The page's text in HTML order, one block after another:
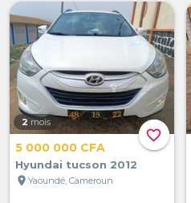
favorite_border
2 mois
5 000 000 CFA
Hyundai tucson 2012
location_on Yaoundé, Cameroun